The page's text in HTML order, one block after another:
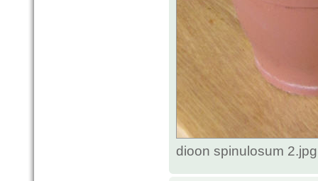
dioon spinulosum